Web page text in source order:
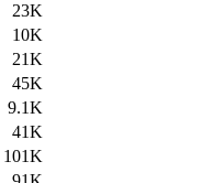
23K
10K
21K
45K
9.1K
41K
101K